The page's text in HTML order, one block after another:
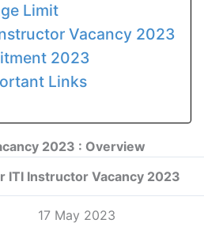
Limit
Vacancy 2023
2023
Links
2023 : Overview
ITI Instructor Vacancy 2023
17 May 2023